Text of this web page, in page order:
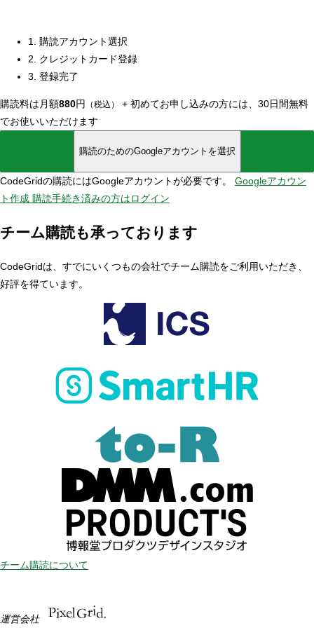
1. 購読アカウント選択
2. クレジットカード登録
3. 登録完了
購読料は月額880円 （税込） + 初めてお申し込みの方には、30日間無料
でお使いいただけます
購読のためのGoogleアカウントを選択
CodeGridの購読にはGoogleアカウントが必要です。 Googleアカウン
ト作成 購読手続き済みの方はログイン
チーム購読も承っております
CodeGridは、すでにいくつもの会社でチーム購読をご利用いただき、
好評を得ています。
チーム購読について
運営会社